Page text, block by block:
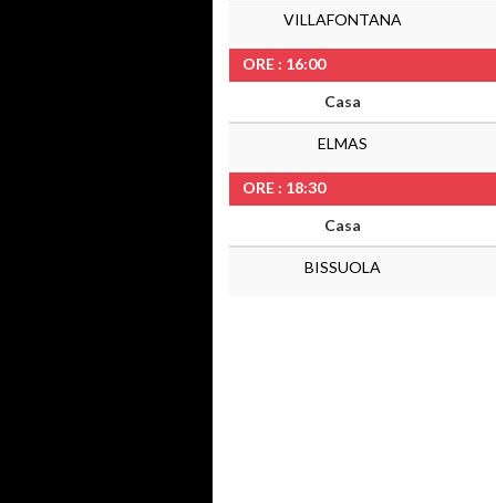
VILLAFONTANA
ORE : 16:00
Casa
ELMAS
ORE : 18:30
Casa
BISSUOLA